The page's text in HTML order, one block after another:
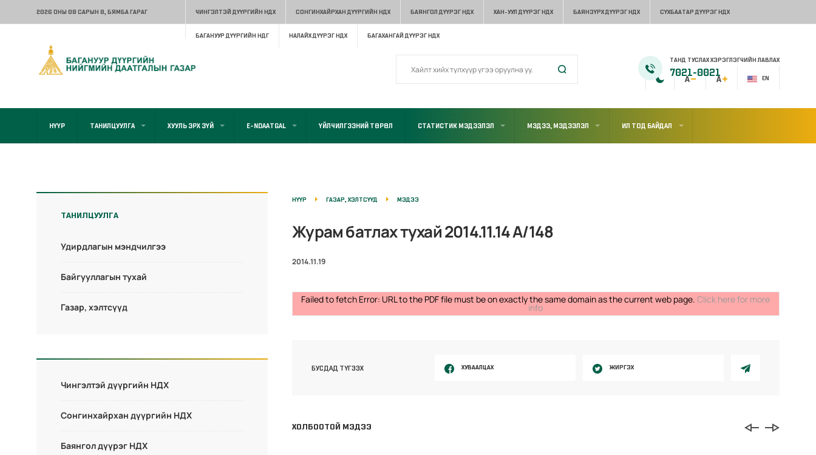
2026 ОНЫ 08 САРЫН 8, БЯМБА ГАРАГ ЧИНГЭЛТЭЙ ДҮҮРГИЙН НДХ СОНГИНХАЙРХАН ДҮҮРГИЙН НДХ БАЯНГОЛ ДҮҮРЭГ НДХ ХАН-УУЛ ДҮҮРЭГ НДХ БАЯНЗҮРХ ДҮҮРЭГ НДХ СҮХБААТАР ДҮҮРЭГ НДХ
БАГАНУУР ДҮҮРГИЙН НДГ НАЛАЙХ ДҮҮРЭГ НДХ БАГАХАНГАЙ ДҮҮРЭГ НДХ
EN
ТАНД ТУСЛАХ ХЭРЭГЛЭГЧИЙН ЛАВЛАХ
7021-0021
НҮҮР ТАНИЛЦУУЛГА ХУУЛЬ ЭРХ ЗҮЙ E-NDAATGAL ҮЙЛЧИЛГЭЭНИЙ ТӨРӨЛ СТАТИСТИК МЭДЭЭЛЭЛ МЭДЭЭ, МЭДЭЭЛЭЛ ИЛ ТОД БАЙДАЛ
ТАНИЛЦУУЛГА
Удирдлагын мэндчилгээ
Байгууллагын тухай
Газар, хэлтсүүд
Чингэлтэй дүүргийн НДХ
Сонгинхайрхан дүүргийн НДХ
Баянгол дүүрэг НДХ
НҮҮР ГАЗАР, ХЭЛТСҮҮД МЭДЭЭ
Журам батлах тухай 2014.11.14 А/148
2014.11.19
Failed to fetch Error: URL to the PDF file must be on exactly the same domain as the current web page.Click here for more
info
БУСДАД ТҮГЭЭХ ХУВААЛЦАХ ЖИРГЭХ
ХОЛБООТОЙ МЭДЭЭ